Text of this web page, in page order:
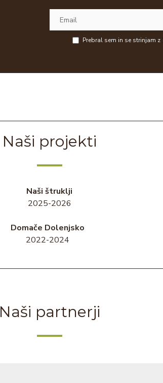
Prebral sem in se strinjam z
Naši projekti
Naši štruklji
2025-2026
Domače Dolenjsko
2022-2024
Naši partnerji